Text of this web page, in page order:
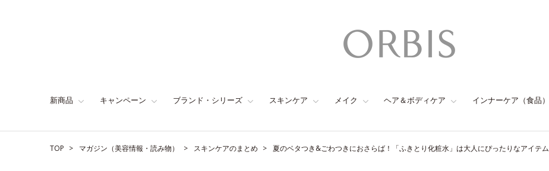
新商品 キャンペーン ブランド・シリーズ スキンケア メイク ヘア＆ボディケア インナーケア（食品）
TOP マガジン（美容情報・読み物） スキンケアのまとめ 夏のベタつき&ごわつきにおさらば！「ふきとり化粧水」は大人にぴったりなアイテム